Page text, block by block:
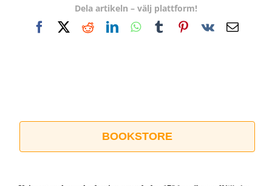
Dela artikeln – välj plattform!
FacebookRedditLinkedInWhatsApp
TumblrPinterest
Vk
E-
BOOKSTORE